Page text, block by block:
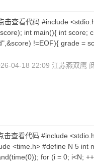
击查看代码 #include
int main(){ int score;
!=EOF){ grade =
04-18 22:09 江苏燕双鹰
击查看代码 #include
<time.h> #define N 5 int
for (i = 0; i<N;